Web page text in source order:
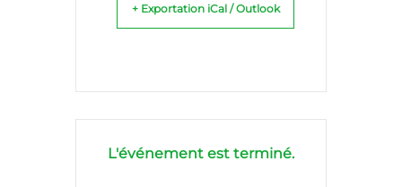
+ Exportation iCal / Outlook
L'événement est terminé.